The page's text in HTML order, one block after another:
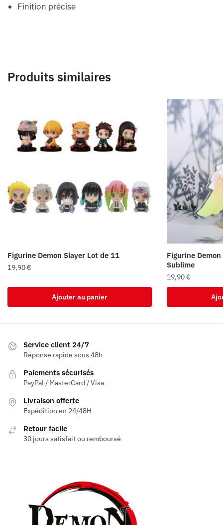
Finition précise
Produits similaires
Figurine Demon Slayer Lot de 11
19,90€
Ajouter au panier
Figurine
Sublime
19,90€
Service client 24/7
Réponse rapide sous 48h
Paiements sécurisés
PayPal / MasterCard / Visa
Livraison offerte
Expédition en 24/48H
Retour facile
30 jours satisfait ou remboursé